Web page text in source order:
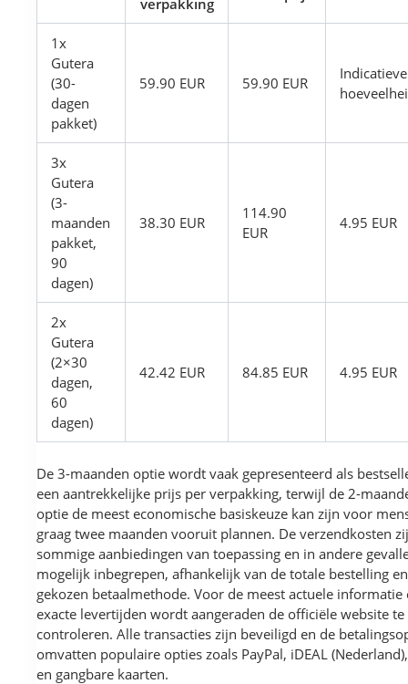
verpakking
1x
Gutera
(30-
dagen
pakket)
59.90 EUR 59.90 EUR
Indicatieve
3x
Gutera
(3-
maanden
pakket,
90
dagen)
38.30 EUR
114.90
EUR
4.95 EUR
2x
Gutera
(2×30
dagen,
60
dagen)
42.42 EUR 84.85 EUR 4.95 EUR
De 3-maanden optie wordt vaak gepresenteerd als
een aantrekkelijke prijs per verpakking, terwijl de 2-
optie de meest economische basiskeuze kan zijn voor
graag twee maanden vooruit plannen. De verzendkosten
sommige aanbiedingen van toepassing en in andere
mogelijk inbegrepen, afhankelijk van de totale bestelling
gekozen betaalmethode. Voor de meest actuele informatie
exacte levertijden wordt aangeraden de officiële website te
controleren. Alle transacties zijn beveiligd en de
omvatten populaire opties zoals PayPal, iDEAL
en gangbare kaarten.